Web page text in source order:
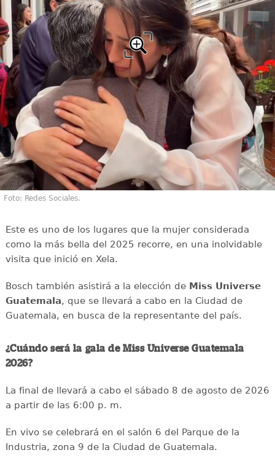
Foto: Redes Sociales.
Este es uno de los lugares que la mujer considerada
como la más bella del 2025 recorre, en una inolvidable
visita que inició en Xela.
Bosch también asistirá a la elección deMiss Universe
Guatemala, que se llevará a cabo en la Ciudad de
Guatemala, en busca de la representante del país.
¿Cuándo será la gala de Miss Universe Guatemala
2026?
La final de llevará a cabo el sábado 8 de agosto de 2026
a partir de las 6:00 p. m.
En vivo se celebrará en el salón 6 del Parque de la
Industria, zona 9 de la Ciudad de Guatemala.